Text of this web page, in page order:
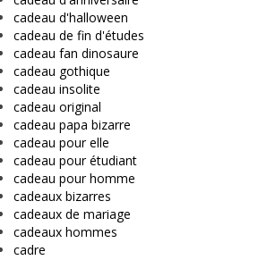
cadeau d'halloween
cadeau de fin d'études
cadeau fan dinosaure
cadeau gothique
cadeau insolite
cadeau original
cadeau papa bizarre
cadeau pour elle
cadeau pour étudiant
cadeau pour homme
cadeaux bizarres
cadeaux de mariage
cadeaux hommes
cadre